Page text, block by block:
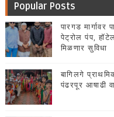
Popular Posts
पारगड मार्गावर
पेट्रोल पंप,
मिळणार सुविधा
बागिलगे
पंढरपूर आषाढी